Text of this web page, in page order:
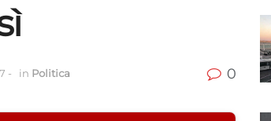
- in Politica 0